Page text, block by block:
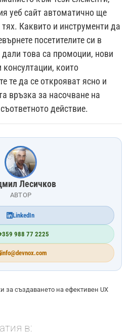
уеб сайт автоматично ще
Каквито и инструменти да
посетителите си в
това са промоции, нови
консултации, които
те да се открояват ясно и
връзка за насочване на
действие.
Лесичков
АВТОР
LinkedIn
988 77 2225
info@devnox.com
за създаването на ефективен UX
в: